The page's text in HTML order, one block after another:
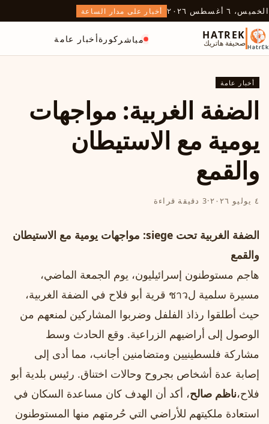
الخميس، ٦ أغسطس ٢٠٢٦ أخبار على مدار الساعة
HATREK
صحيفة هاتريك مباشر كورةأخبار عامة
أخبار عامة
الضفة الغربية: مواجهات
يومية مع الاستيطان
والقمع
٤ يوليو ٢٠٢٦ ·3 دقيقة قراءة
الضفة الغربية تحت siege: مواجهات يومية مع الاستيطان
والقمع
هاجم مستوطنون إسرائيليون، يوم الجمعة الماضي،
مسيرة سلمية لชาว قرية أبو فلاح في الضفة الغربية،
حيث أطلقوا رذاذ الفلفل وضربوا المشاركين لمنعهم من
الوصول إلى أراضيهم الزراعية. وقع الحادث وسط
مشاركة فلسطينيين ومتضامنين أجانب، مما أدى إلى
إصابة عدة أشخاص بجروح وحالات اختناق. رئيس بلدية أبو
فلاح،ناظم صالح، أكد أن الهدف كان مساعدة السكان في
استعادة ملكيتهم للأراضي التي حُرمتهم منها المستوطنون